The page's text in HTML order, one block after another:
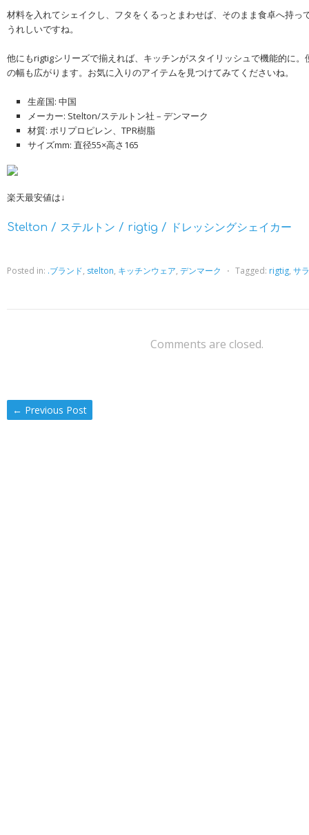
材料を入れてシェイクし、フタをくるっとまわせば、そのまま食卓へ持っ
うれしいですね。
他にもrigtigシリーズで揃えれば、キッチンがスタイリッシュで機能的に。
の幅も広がります。お気に入りのアイテムを見つけてみてくださいね。
生産国: 中国
メーカー: Stelton/ステルトン社 – デンマーク
材質: ポリプロピレン、TPR樹脂
サイズmm: 直径55×高さ165
楽天最安値は↓
Stelton / ステルトン / rigtig / ドレッシングシェイカー
Posted in: .ブランド, stelton, キッチンウェア, デンマーク ⋅ Tagged: rigtig, サ
Comments are closed.
← Previous Post